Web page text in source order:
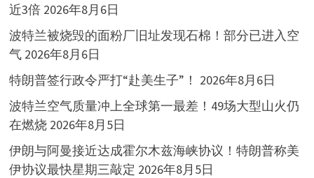
近3倍 2026年8月6日
波特兰被烧毁的面粉厂旧址发现石棉！部分已进入空
气 2026年8月6日
特朗普签行政令严打“赴美生子”！ 2026年8月6日
波特兰空气质量冲上全球第一最差！49场大型山火仍
在燃烧 2026年8月5日
伊朗与阿曼接近达成霍尔木兹海峡协议！特朗普称美
伊协议最快星期三敲定 2026年8月5日